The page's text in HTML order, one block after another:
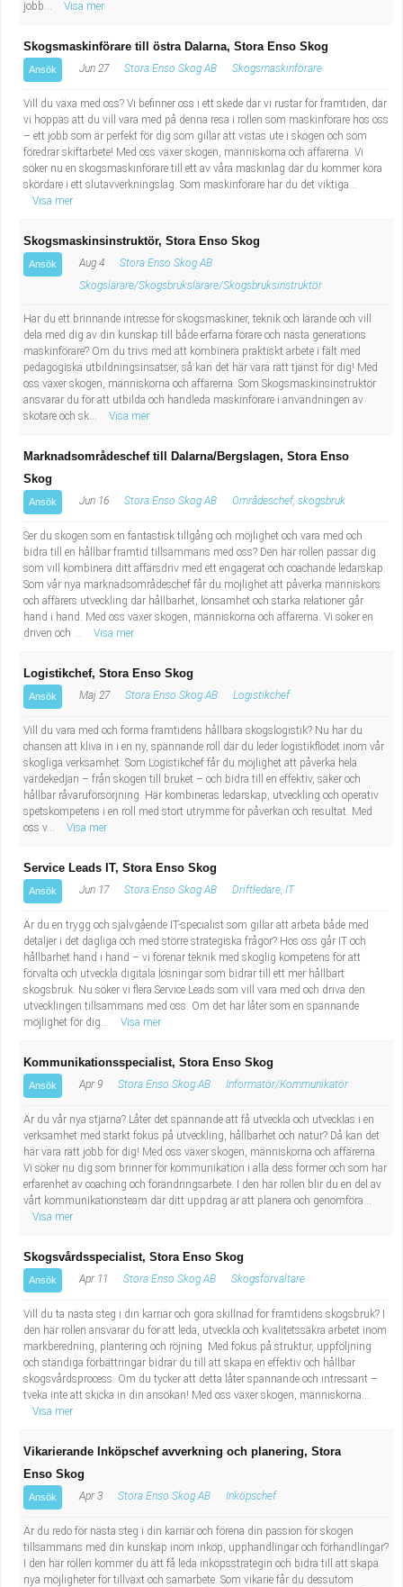
jobb... Visa mer
Skogsmaskinförare till östra Dalarna, Stora Enso Skog
Ansök Jun 27 Stora Enso Skog AB Skogsmaskinförare
Vill du växa med oss? Vi befinner oss i ett skede där vi rustar för framtiden, där
vi hoppas att du vill vara med på denna resa i rollen som maskinförare hos oss
– ett jobb som är perfekt för dig som gillar att vistas ute i skogen och som
föredrar skiftarbete! Med oss växer skogen, människorna och affärerna. Vi
söker nu en skogsmaskinförare till ett av våra maskinlag där du kommer köra
skördare i ett slutavverkningslag. Som maskinförare har du det viktiga...
Visa mer
Skogsmaskinsinstruktör, Stora Enso Skog
Ansök Aug 4
Stora Enso Skog AB
Skogslärare/Skogsbrukslärare/Skogsbruksinstruktör
Har du ett brinnande intresse för skogsmaskiner, teknik och lärande och vill
dela med dig av din kunskap till både erfarna förare och nästa generations
maskinförare? Om du trivs med att kombinera praktiskt arbete i fält med
pedagogiska utbildningsinsatser, så kan det här vara rätt tjänst för dig! Med
oss växer skogen, människorna och affärerna. Som Skogsmaskinsinstruktör
ansvarar du för att utbilda och handleda maskinförare i användningen av
skotare och sk...
Visa mer
Marknadsområdeschef till Dalarna/Bergslagen, Stora Enso
Skog
Ansök Jun 16 Stora Enso Skog AB Områdeschef, skogsbruk
Ser du skogen som en fantastisk tillgång och möjlighet och vara med och
bidra till en hållbar framtid tillsammans med oss? Den här rollen passar dig
som vill kombinera ditt affärsdriv med ett engagerat och coachande ledarskap.
Som vår nya marknadsområdeschef får du möjlighet att påverka människors
och affärers utveckling där hållbarhet, lönsamhet och starka relationer går
hand i hand. Med oss växer skogen, människorna och affärerna. Vi söker en
driven och ...
Visa mer
Logistikchef, Stora Enso Skog
Ansök Maj 27 Stora Enso Skog AB Logistikchef
Vill du vara med och forma framtidens hållbara skogslogistik? Nu har du
chansen att kliva in i en ny, spännande roll där du leder logistikflödet inom vår
skogliga verksamhet. Som Logistikchef får du möjlighet att påverka hela
värdekedjan – från skogen till bruket – och bidra till en effektiv, säker och
hållbar råvaruförsörjning. Här kombineras ledarskap, utveckling och operativ
spetskompetens i en roll med stort utrymme för påverkan och resultat. Med
oss v...
Visa mer
Service Leads IT, Stora Enso Skog
Ansök Jun 17 Stora Enso Skog AB Driftledare, IT
Är du en trygg och självgående IT-specialist som gillar att arbeta både med
detaljer i det dagliga och med större strategiska frågor? Hos oss går IT och
hållbarhet hand i hand – vi förenar teknik med skoglig kompetens för att
förvalta och utveckla digitala lösningar som bidrar till ett mer hållbart
skogsbruk. Nu söker vi flera Service Leads som vill vara med och driva den
utvecklingen tillsammans med oss. Om det här låter som en spännande
möjlighet för dig...
Visa mer
Kommunikationsspecialist, Stora Enso Skog
Ansök Apr 9 Stora Enso Skog AB Informatör/Kommunikatör
Är du vår nya stjärna? Låter det spännande att få utveckla och utvecklas i en
verksamhet med starkt fokus på utveckling, hållbarhet och natur? Då kan det
här vara rätt jobb för dig! Med oss växer skogen, människorna och affärerna.
Vi söker nu dig som brinner för kommunikation i alla dess former och som har
erfarenhet av coaching och förändringsarbete. I den här rollen blir du en del av
vårt kommunikationsteam där ditt uppdrag är att planera och genomföra...
Visa mer
Skogsvårdsspecialist, Stora Enso Skog
Ansök Apr 11 Stora Enso Skog AB Skogsförvaltare
Vill du ta nästa steg i din karriär och göra skillnad för framtidens skogsbruk? I
den här rollen ansvarar du för att leda, utveckla och kvalitetssäkra arbetet inom
markberedning, plantering och röjning. Med fokus på struktur, uppföljning
och ständiga förbättringar bidrar du till att skapa en effektiv och hållbar
skogsvårdsprocess. Om du tycker att detta låter spännande och intressant –
tveka inte att skicka in din ansökan! Med oss växer skogen, människorna...
Visa mer
Vikarierande Inköpschef avverkning och planering, Stora
Enso Skog
Ansök Apr 3 Stora Enso Skog AB Inköpschef
Är du redo för nästa steg i din karriär och förena din passion för skogen
tillsammans med din kunskap inom inköp, upphandlingar och förhandlingar?
I den här rollen kommer du att få leda inköpsstrategin och bidra till att skapa
nya möjligheter för tillväxt och samarbete. Som vikarie får du dessutom